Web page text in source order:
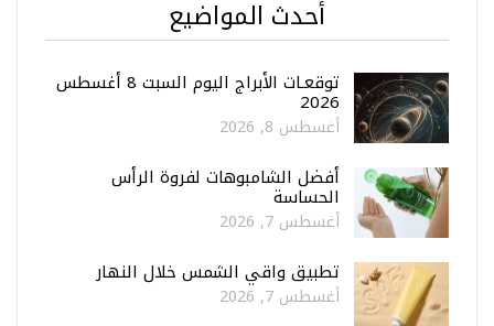
أحدث المواضيع
توقعـات الأبراج اليوم السبت 8 أغسطس
2026
أغسطس 8, 2026
أفضل الشامبوهات لفروة الرأس
الحساسة
أغسطس 7, 2026
تطبيق واقي الشمس خلال النهار
أغسطس 7, 2026